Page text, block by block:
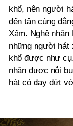
khổ, nên người
đến tận cùng
Xẩm. Nghệ
những người hát
khổ được như
nhận được nỗi
hát có day dứt